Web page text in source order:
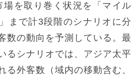
場を取り巻く状況を「マイル
まで計3段階のシナリオに分
数の動向を予測している。最
るシナリオでは、アジア太平
る外客数（域内の移動含む、